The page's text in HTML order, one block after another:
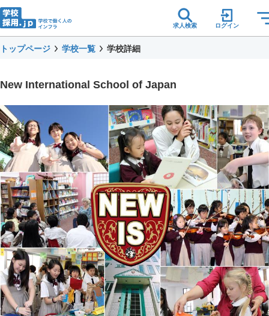
求人検索 ログイン
トップページ 学校一覧 学校詳細
New International School of Japan